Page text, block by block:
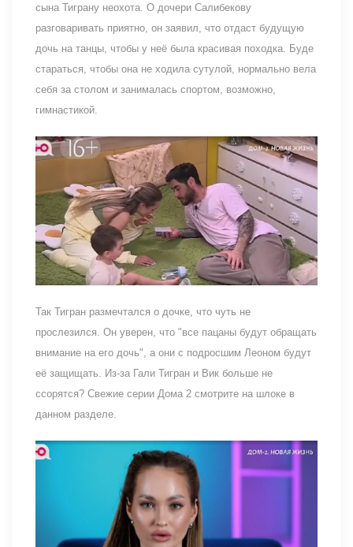
сына Тиграну неохота. О дочери Салибекову
разговаривать приятно, он заявил, что отдаст будущую
дочь на танцы, чтобы у неё была красивая походка. Буде
стараться, чтобы она не ходила сутулой, нормально вела
себя за столом и занималась спортом, возможно,
гимнастикой.
Так Тигран размечтался о дочке, что чуть не
прослезился. Он уверен, что "все пацаны будут обращать
внимание на его дочь", а они с подросшим Леоном будут
её защищать. Из-за Гали Тигран и Вик больше не
ссорятся? Свежие серии Дома 2 смотрите на шлоке в
данном разделе.